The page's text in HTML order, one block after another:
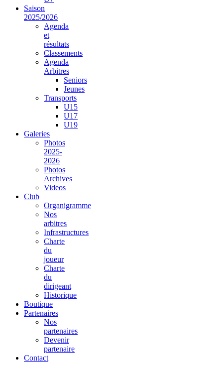
Saison
2025/2026
Agenda
et
résultats
Classements
Agenda
Arbitres
Seniors
Jeunes
Transports
U15
U17
U19
Galeries
Photos
2025-
2026
Photos
Archives
Videos
Club
Organigramme
Nos
arbitres
Infrastructures
Charte
du
joueur
Charte
du
dirigeant
Historique
Boutique
Partenaires
Nos
partenaires
Devenir
partenaire
Contact